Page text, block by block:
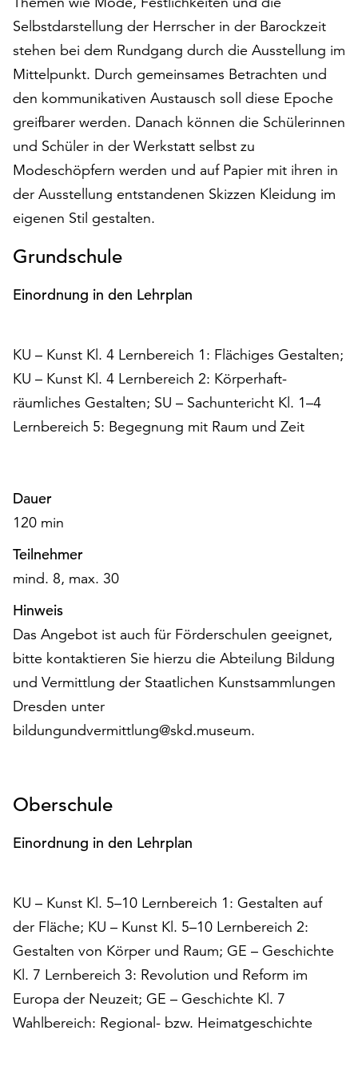
auf
„Alle
akzeptieren“,
um
alle
Cookies
zu
akzeptieren.
Sie
Ihr
Einverständnis
ändern
widerrufen.
Ihnen
am
Ende
der
Seite
Einstellungen“
zur
Verfügung.
Funktionale
Cookies
werden
auch
Ihr
Einverständnis
weiterhin
ausgeführt.
Möchten
Cookies
erreichen
Einstellungen
über
die
Schaltfläche
„Auswählen“.
Weitere
Informationen
finden
Selbstdarstellung der Herrscher in der Barockzeit
stehen bei dem Rundgang durch die Ausstellung im
Mittelpunkt. Durch gemeinsames Betrachten und
den kommunikativen Austausch soll diese Epoche
greifbarer werden. Danach können die Schülerinnen
und Schüler in der Werkstatt selbst zu
Modeschöpfern werden und auf Papier mit ihren in
der Ausstellung entstandenen Skizzen Kleidung im
eigenen Stil gestalten.
Grundschule
Einordnung in den Lehrplan
KU – Kunst Kl. 4 Lernbereich 1: Flächiges Gestalten;
KU – Kunst Kl. 4 Lernbereich 2: Körperhaft-
räumliches Gestalten; SU – Sachuntericht Kl. 1–4
Lernbereich 5: Begegnung mit Raum und Zeit
Dauer
120 min
Teilnehmer
mind. 8, max. 30
Hinweis
Das Angebot ist auch für Förderschulen geeignet,
bitte kontaktieren Sie hierzu die Abteilung Bildung
und Vermittlung der Staatlichen Kunstsammlungen
Dresden unter
bildungundvermittlung@skd.museum.
Oberschule
Einordnung in den Lehrplan
KU – Kunst Kl. 5–10 Lernbereich 1: Gestalten auf
der Fläche; KU – Kunst Kl. 5–10 Lernbereich 2:
Gestalten von Körper und Raum; GE – Geschichte
Kl. 7 Lernbereich 3: Revolution und Reform im
Europa der Neuzeit; GE – Geschichte Kl. 7
Wahlbereich: Regional- bzw. Heimatgeschichte